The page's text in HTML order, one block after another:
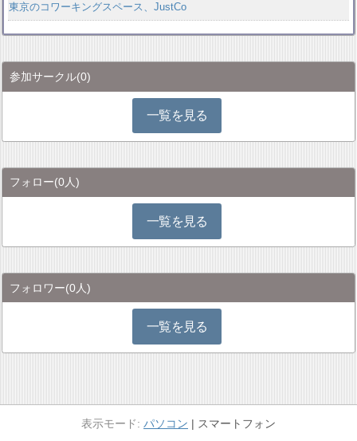
東京のコワーキングスペース、JustCo
参加サークル(0)
一覧を見る
フォロー(0人)
一覧を見る
フォロワー(0人)
一覧を見る
パソコン スマートフォン